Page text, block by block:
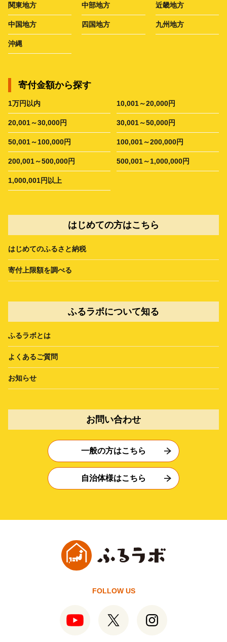
関東地方 中部地方 近畿地方
中国地方 四国地方 九州地方
沖縄
寄付金額から探す
1万円以内 10,001～20,000円
20,001～30,000円 30,001～50,000円
50,001～100,000円 100,001～200,000円
200,001～500,000円 500,001～1,000,000円
1,000,001円以上
はじめての方はこちら
はじめてのふるさと納税
寄付上限額を調べる
ふるラボについて知る
ふるラボとは
よくあるご質問
お知らせ
お問い合わせ
一般の方はこちら
自治体様はこちら
FOLLOW US